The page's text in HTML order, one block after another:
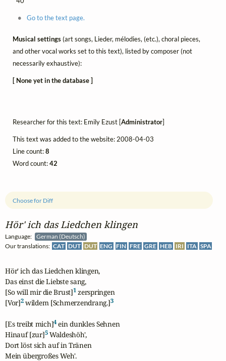
Hör' ich das Liedchen klingen
Language:
German (Deutsch)
Our translations: CAT DUT DUT ENG FIN FRE GRE HEB IRI ITA SPA
Choose for Diff
Hör' ich das Liedchen klingen,
Das einst die Liebste sang,
[So will mir die Brust]1 zerspringen
[Vor]2 wildem [Schmerzendrang.]3
[Es treibt mich]4 ein dunkles Sehnen
Hinauf [zur]5 Waldeshöh',
Dort löst sich auf in Tränen
Mein übergroßes Weh'.
Go to the text page.
Musical settings(art songs, Lieder, mélodies, (etc.), choral pieces,
and other vocal works set to this text), listed by composer (not
necessarily exhaustive):
[ None yet in the database ]
Researcher for this text: Emily Ezust [Administrator]
This text was added to the website: 2008-04-03
Line count:8
Word count:42